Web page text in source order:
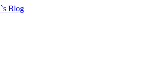
Blog